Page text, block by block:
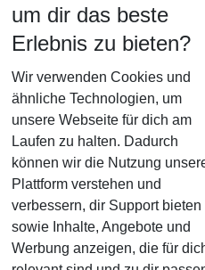
Hotelbeschreibung
um dir das beste
Erlebnis zu bieten?
Wir verwenden Cookies und
ähnliche Technologien, um
unsere Webseite für dich am
Laufen zu halten. Dadurch
können wir die Nutzung
Plattform verstehen und
verbessern, dir Support bieten
sowie Inhalte, Angebote und
Werbung anzeigen, die für